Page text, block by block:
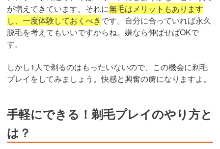
が増えてきています。それに無毛はメリットもあります
し、一度体験しておくべきです。自分に合っていれば永久
脱毛を考えてもいいですからね。嫌なら伸ばせばOKで
す。
しかし1人で剃るのはもったいないので、この機会に剃毛
プレイをしてみましょう。快感と興奮の虜になりますよ。
手軽にできる！剃毛プレイのやり方と
は？